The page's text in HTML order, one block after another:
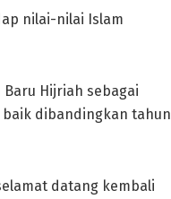
nilai-nilai Islam
Hijriah sebagai
dibandingkan tahun
datang kembali